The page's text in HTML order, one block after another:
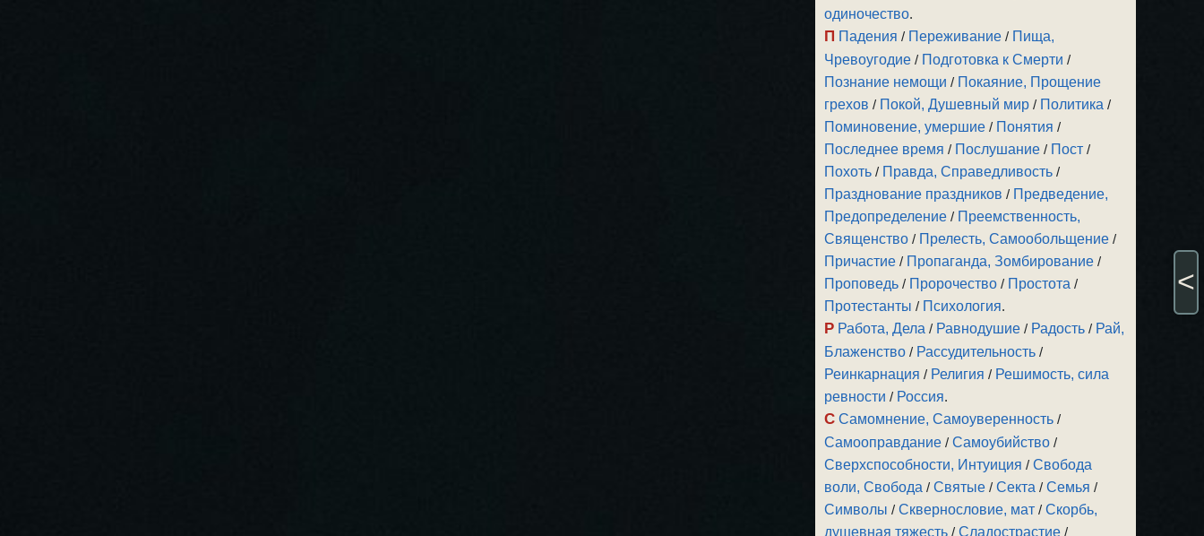
одиночество.
П Падения / Переживание / Пища,
Чревоугодие / Подготовка к Смерти /
Познание немощи / Покаяние, Прощение
грехов / Покой, Душевный мир / Политика /
Поминовение, умершие / Понятия /
Последнее время / Послушание / Пост /
Похоть / Правда, Справедливость /
Празднование праздников / Предведение,
Предопределение / Преемственность,
Священство / Прелесть, Самообольщение /
Причастие / Пропаганда, Зомбирование /
Проповедь / Пророчество / Простота /
Протестанты / Психология.
Р Работа, Дела / Равнодушие / Радость / Рай,
Блаженство / Рассудительность /
Реинкарнация / Религия / Решимость, сила
ревности / Россия.
С Самомнение, Самоуверенность /
Самооправдание /Самоубийство /
Сверхспособности, Интуиция /Свобода
воли, Свобода /Святые /Секта /Семья /
Символы /Сквернословие, мат /Скорбь,
душевная тяжесть /Сладострастие /
<